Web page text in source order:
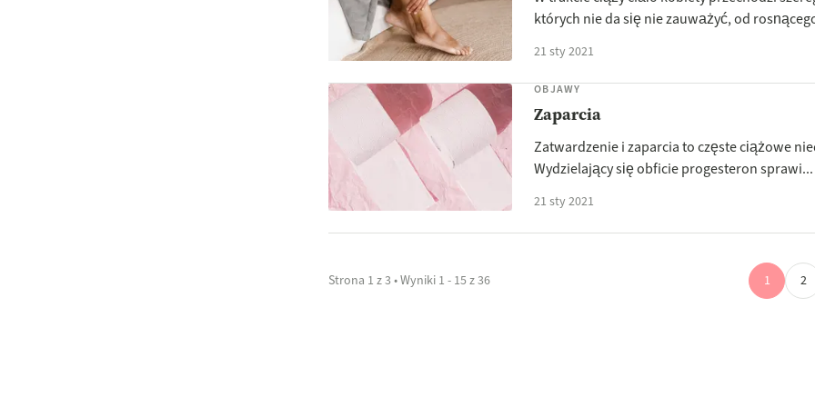
których nie da się nie zauważyć, od
21 sty 2021
OBJAWY
Zaparcia
Zatwardzenie i zaparcia to częste ciążowe
Wydzielający się obficie progesteron sprawi...
21 sty 2021
Strona 1 z 3 • Wyniki 1 - 15 z 36 1 2